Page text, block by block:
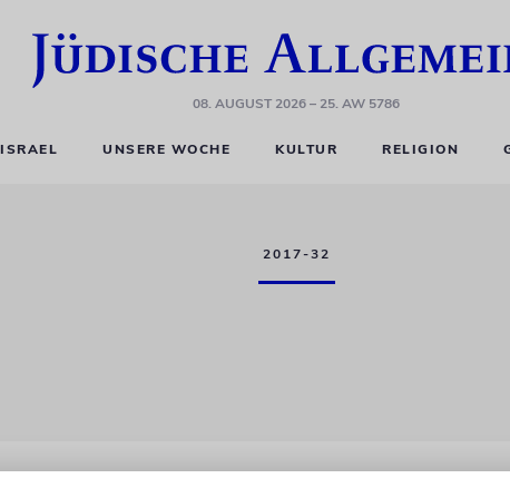
08. AUGUST 2026– 25. AW 5786
ISRAEL UNSERE WOCHE KULTUR RELIGION
2017-32